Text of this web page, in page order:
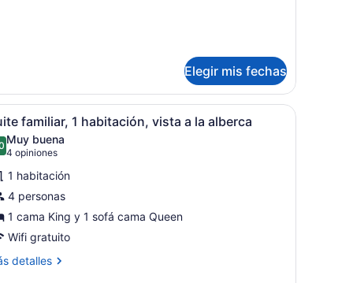
Elegir mis fechas
una mesa de vidrio.
de granito, electrodomésticos de acero inoxidable y armarios de
Televisión de 40 pulgadas con canales
10 familiar, 1 habitación, vista a la alberca
de 10
Muy buena
4 opiniones
(4
opiniones)
1 habitación
4 personas
1 cama King y 1 sofá cama Queen
Wifi gratuito
detalles